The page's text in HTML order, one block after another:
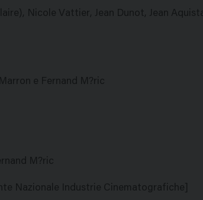
Nicole Vattier, Jean Dunot, Jean
e Fernand M?ric
M?ric
Nazionale Industrie Cinematografiche]